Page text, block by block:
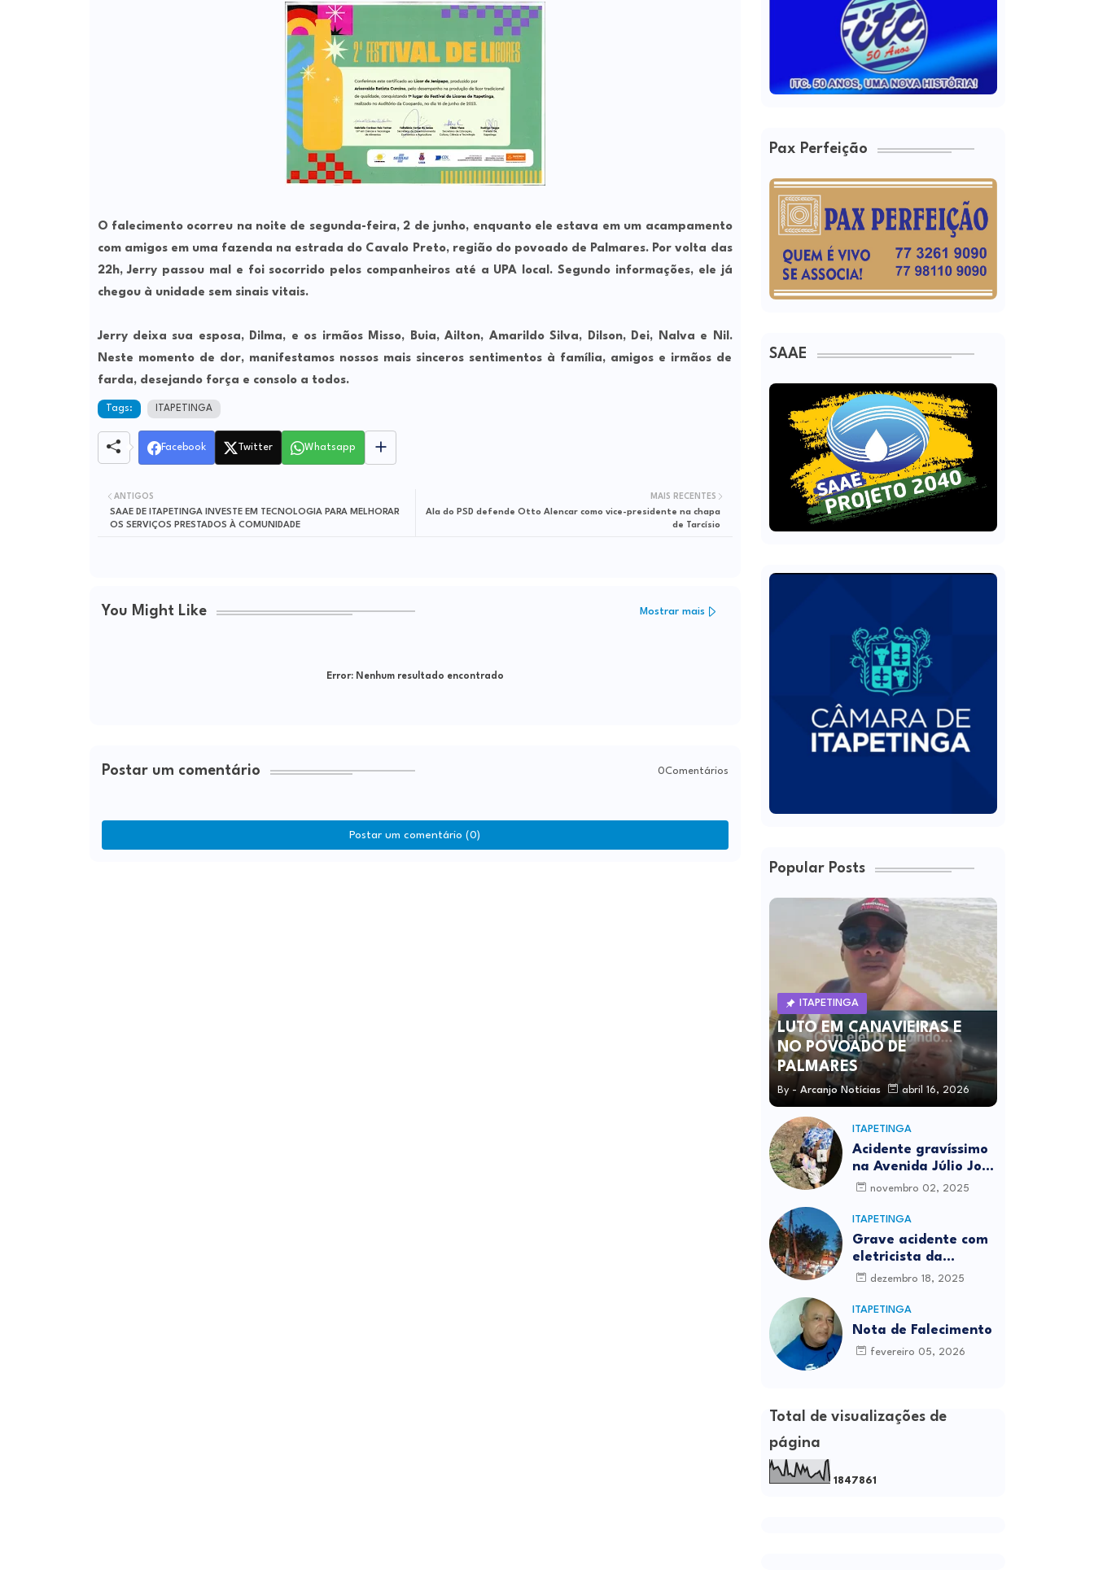
O falecimento ocorreu na noite de segunda-feira,2 de junho, enquanto ele estava em um acampamento
com amigos em uma fazenda na estrada do Cavalo Preto, região do povoado de Palmares. Por volta das
22h, Jerry passou mal e foi socorrido pelos companheiros até a UPA local. Segundo informações, ele já
chegou à unidade sem sinais vitais.
Jerry deixa sua esposa, Dilma, e os irmãos Misso, Buia, Ailton, Amarildo Silva, Dilson, Dei, Nalva e Nil.
Neste momento de dor, manifestamos nossos mais sinceros sentimentos à família, amigos e irmãos de
farda, desejando força e consolo a todos.
Tags: ITAPETINGA
Facebook Twitter Whatsapp
MAIS RECENTES
Ala do PSD defende Otto Alencar como vice-presidente na chapa
de Tarcísio
ANTIGOS
SAAE DE ITAPETINGA INVESTE EM TECNOLOGIA PARA MELHORAR
OS SERVIÇOS PRESTADOS À COMUNIDADE
You Might Like Mostrar mais
Error:Nenhum resultado encontrado
Postar um comentário 0Comentários
Postar um comentário (0)
Pax Perfeição
SAAE
Popular Posts
ITAPETINGA
LUTO EM CANAVIEIRAS E
NO POVOADO DE
PALMARES
By - Arcanjo Notícias abril 16, 2026
ITAPETINGA
Acidente gravíssimo
na Avenida Júlio José
Rodrigues deixa um
novembro 02, 2025
ITAPETINGA
Grave acidente com
eletricista da
Prefeitura é
Itapetinga
dezembro 18, 2025
ITAPETINGA
Nota de Falecimento
fevereiro 05, 2026
Total de visualizações de
página
1 847861